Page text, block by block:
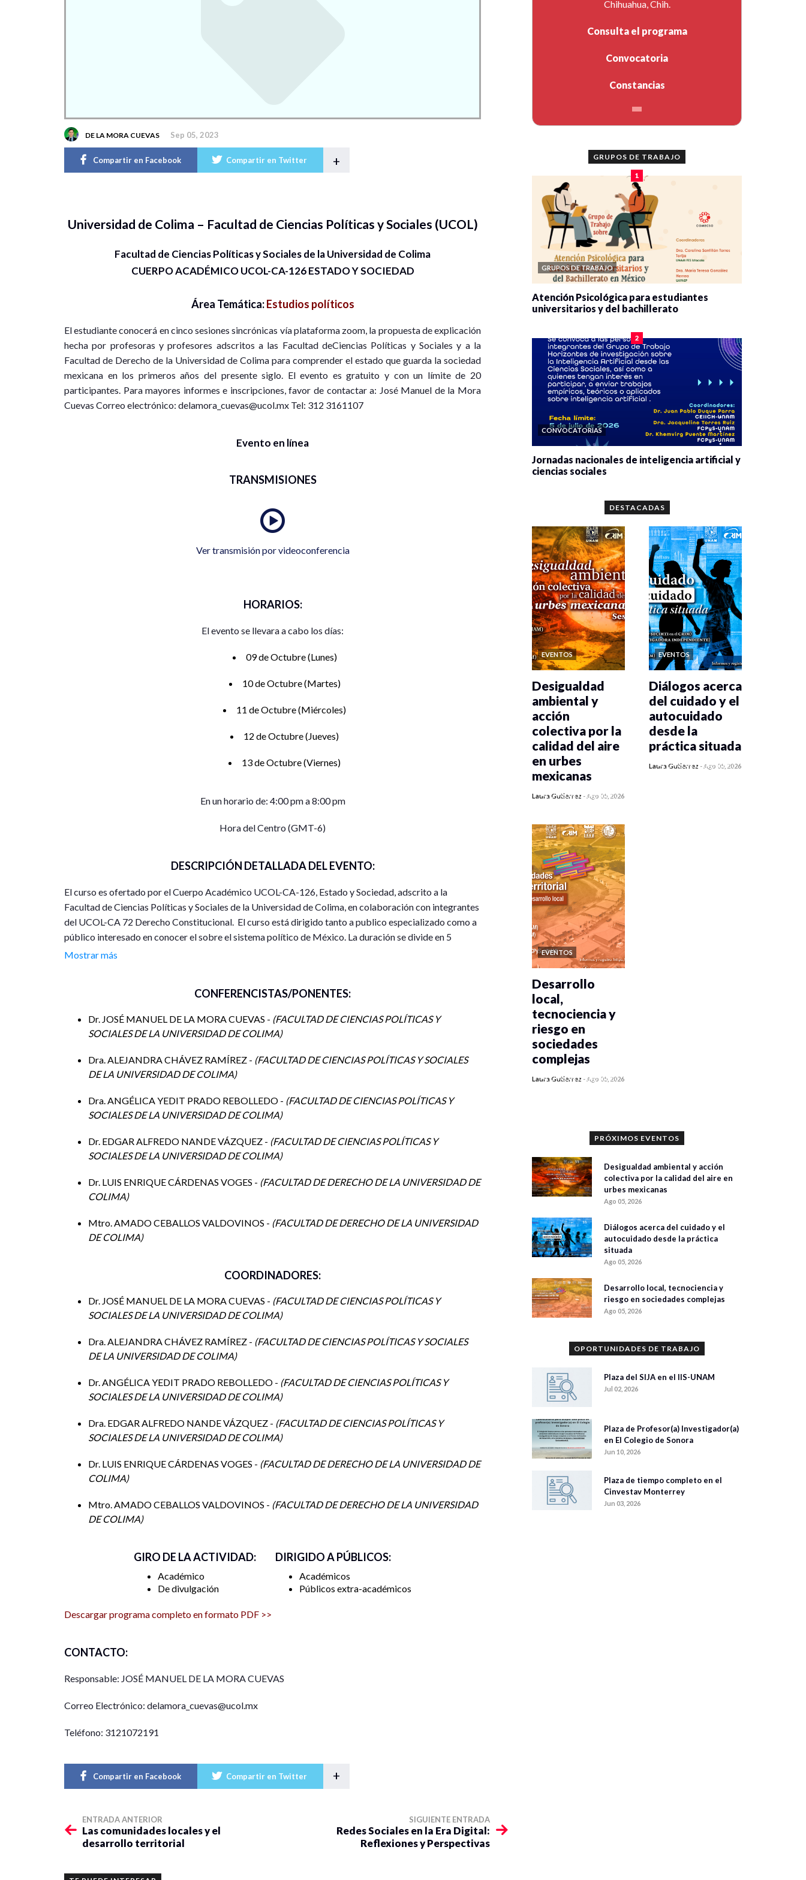
DE LA MORA CUEVAS Sep 05, 2023
Compartir en Facebook Compartir en Twitter +
Universidad de Colima – Facultad de Ciencias Políticas y Sociales (UCOL)
Facultad de Ciencias Políticas y Sociales de la Universidad de Colima
CUERPO ACADÉMICO UCOL-CA-126 ESTADO Y SOCIEDAD
Área Temática:Estudios políticos
El estudiante conocerá en cinco sesiones sincrónicas vía plataforma zoom, la propuesta de explicación
hecha por profesoras y profesores adscritos a las Facultad deCiencias Políticas y Sociales y a la
Facultad de Derecho de la Universidad de Colima para comprender el estado que guarda la sociedad
mexicana en los primeros años del presente siglo. El evento es gratuito y con un límite de 20
participantes. Para mayores informes e inscripciones, favor de contactar a: José Manuel de la Mora
Cuevas Correo electrónico: delamora_cuevas@ucol.mx Tel: 312 3161107
Evento en línea
TRANSMISIONES
Ver transmisión por videoconferencia
HORARIOS:
El evento se llevara a cabo los días:
09 de Octubre (Lunes)
10 de Octubre (Martes)
11 de Octubre (Miércoles)
12 de Octubre (Jueves)
13 de Octubre (Viernes)
En un horario de: 4:00 pm a 8:00 pm
Hora del Centro (GMT-6)
DESCRIPCIÓN DETALLADA DEL EVENTO:
El curso es ofertado por el Cuerpo Académico UCOL-CA-126, Estado y Sociedad, adscrito a la
Facultad de Ciencias Políticas y Sociales de la Universidad de Colima, en colaboración con integrantes
del UCOL-CA 72 Derecho Constitucional. El curso está dirigido tanto a publico especializado como a
público interesado en conocer el sobre el sistema político de México. La duración se divide en 5
sesiones de trabajo sincrónico, con recomendaciones bibliográficas y de lecturas para ampliar el
plataforma zoom, el enlace se les hará llegar a los inscritos por correo junto con su confirmación de
inscripción.
El evento es gratuito y con un límite de 20 participantes.
Para mayores informes e inscripciones, favor de contactar a:
José Manuel de la Mora Cuevas
Correo electrónico: delamora_cuevas@ucol.mx
TEMARIO DEL CURSO
9 de octubre de 2023 de las 16 a las 20:00 Plataforma zoom
10 de octubre de 2023 de las 16 a las 20:00 Plataforma zoom
11 de octubre de 2023 de las 16 a las 20:00 Plataforma zoom
DÍA 3 DIVERSIDAD SOCIAL
IMPARTE: DR. JOSÉ MANUEL DE LA
DESAFÍOS Y DILEMAS ÉTICOS
13 de octubre de 2023 de las 16 a las 20:00 Plataforma zoom
MUNICIPALES
VÁZQUEZ
Mostrar más
CONFERENCISTAS/PONENTES:
Dr. JOSÉ MANUEL DE LA MORA CUEVAS - FACULTAD DE CIENCIAS POLÍTICAS Y
SOCIALES DE LA UNIVERSIDAD DE COLIMA
Dra. ALEJANDRA CHÁVEZ RAMÍREZ - FACULTAD DE CIENCIAS POLÍTICAS Y SOCIALES
DE LA UNIVERSIDAD DE COLIMA
Dra. ANGÉLICA YEDIT PRADO REBOLLEDO - FACULTAD DE CIENCIAS POLÍTICAS Y
SOCIALES DE LA UNIVERSIDAD DE COLIMA
Dr. EDGAR ALFREDO NANDE VÁZQUEZ - FACULTAD DE CIENCIAS POLÍTICAS Y
SOCIALES DE LA UNIVERSIDAD DE COLIMA
Dr. LUIS ENRIQUE CÁRDENAS VOGES - FACULTAD DE DERECHO DE LA UNIVERSIDAD DE
COLIMA
Mtro. AMADO CEBALLOS VALDOVINOS - FACULTAD DE DERECHO DE LA UNIVERSIDAD
DE COLIMA
COORDINADORES:
Dr. JOSÉ MANUEL DE LA MORA CUEVAS - FACULTAD DE CIENCIAS POLÍTICAS Y
SOCIALES DE LA UNIVERSIDAD DE COLIMA
Dra. ALEJANDRA CHÁVEZ RAMÍREZ - FACULTAD DE CIENCIAS POLÍTICAS Y SOCIALES
DE LA UNIVERSIDAD DE COLIMA
Dr. ANGÉLICA YEDIT PRADO REBOLLEDO - FACULTAD DE CIENCIAS POLÍTICAS Y
SOCIALES DE LA UNIVERSIDAD DE COLIMA
Dra. EDGAR ALFREDO NANDE VÁZQUEZ - FACULTAD DE CIENCIAS POLÍTICAS Y
SOCIALES DE LA UNIVERSIDAD DE COLIMA
Dr. LUIS ENRIQUE CÁRDENAS VOGES - FACULTAD DE DERECHO DE LA UNIVERSIDAD DE
COLIMA
Mtro. AMADO CEBALLOS VALDOVINOS - FACULTAD DE DERECHO DE LA UNIVERSIDAD
DE COLIMA
GIRO DE LA ACTIVIDAD:
Académico
De divulgación
DIRIGIDO A PÚBLICOS:
Académicos
Públicos extra-académicos
Descargar programa completo en formato PDF >>
CONTACTO:
Responsable: JOSÉ MANUEL DE LA MORA CUEVAS
Correo Electrónico: delamora_cuevas@ucol.mx
Teléfono: 3121072191
Compartir en Facebook Compartir en Twitter +
ENTRADA ANTERIOR
Las comunidades locales y el
desarrollo territorial
SIGUIENTE ENTRADA
Redes Sociales en la Era Digital:
Reflexiones y Perspectivas
Chihuahua, Chih.
Consulta el programa
Convocatoria
Constancias
GRUPOS DE TRABAJO
1
GRUPOS DE TRABAJO
Atención Psicológica para estudiantes
universitarios y del bachillerato
2
CONVOCATORIAS
Jornadas nacionales de inteligencia artificial y
ciencias sociales
DESTACADAS
EVENTOS
0 veces compartido
Desigualdad
ambiental y
acción
colectiva por la
calidad del aire
en urbes
mexicanas
Laura Gutiérrez -Ago 05, 2026
EVENTOS
0 veces compartido
Diálogos acerca
del cuidado y el
autocuidado
desde la
práctica situada
Laura Gutiérrez -Ago 05, 2026
EVENTOS
0 veces compartido
Desarrollo
local,
tecnociencia y
riesgo en
sociedades
complejas
Laura Gutiérrez -Ago 05, 2026
PRÓXIMOS EVENTOS
Desigualdad ambiental y acción
colectiva por la calidad del aire en
urbes mexicanas
Ago 05, 2026
Diálogos acerca del cuidado y el
autocuidado desde la práctica
situada
Ago 05, 2026
Desarrollo local, tecnociencia y
riesgo en sociedades complejas
Ago 05, 2026
OPORTUNIDADES DE TRABAJO
Plaza del SIJA en el IIS-UNAM
Jul 02, 2026
Plaza de Profesor(a) Investigador(a)
en El Colegio de Sonora
Jun 10, 2026
Plaza de tiempo completo en el
Cinvestav Monterrey
Jun 03, 2026